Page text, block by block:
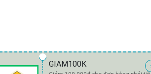
GIAM100K